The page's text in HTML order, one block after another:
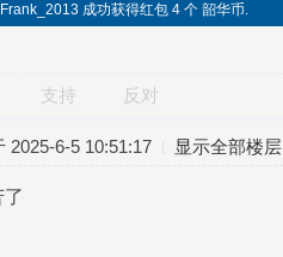
成功获得红包 4 个 韶华币.
支持 反对
2025-6-5 10:51:17 显示全部楼层